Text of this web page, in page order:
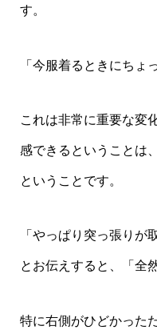
す。
「今服着るときにちょ
これは非常に重要な変
感できるということは
ということです。
「やっぱり突っ張りが
とお伝えすると、「全
特に右側がひどかった